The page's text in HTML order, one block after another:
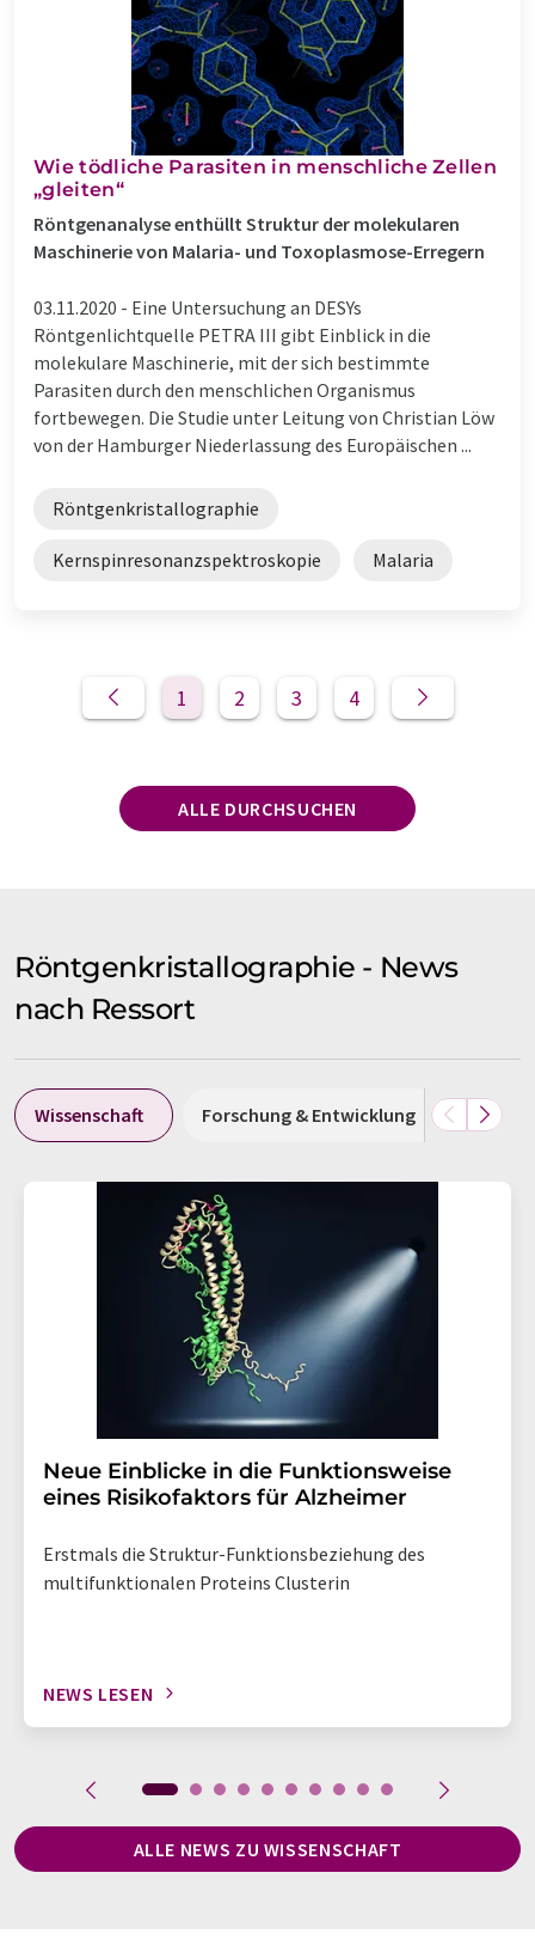
Wie tödliche Parasiten in menschliche Zellen
„gleiten“
Röntgenanalyse enthüllt Struktur der molekularen
Maschinerie von Malaria- und Toxoplasmose-Erregern
03.11.2020 - Eine Untersuchung an DESYs
Röntgenlichtquelle PETRA III gibt Einblick in die
molekulare Maschinerie, mit der sich bestimmte
Parasiten durch den menschlichen Organismus
fortbewegen. Die Studie unter Leitung von Christian Löw
von der Hamburger Niederlassung des Europäischen ...
Röntgenkristallographie
Kernspinresonanzspektroskopie Malaria
1 2 3 4
ALLE DURCHSUCHEN
Röntgenkristallographie - News
nach Ressort
Wissenschaft Forschung & Entwicklung
Neue Einblicke in die Funktionsweise
eines Risikofaktors für Alzheimer
Erstmals die Struktur-Funktionsbeziehung des
multifunktionalen Proteins Clusterin
NEWS LESEN
ALLE NEWS ZU WISSENSCHAFT